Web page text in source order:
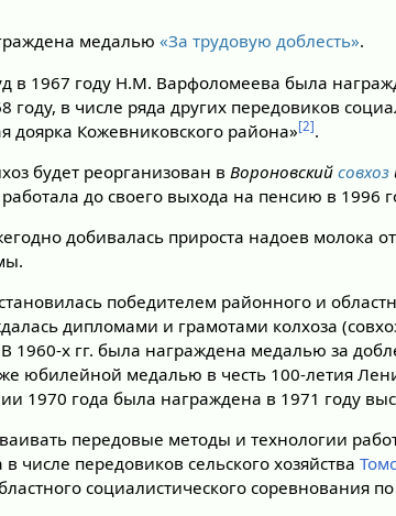
медалью«За трудовую доблесть».
в 1967 году Н.М. Варфоломеева была
году, в числе ряда других передовиков
доярка Кожевниковского района»[2].
будет реорганизован в Вороновскийсовхоз
до своего выхода на пенсию в 1996
добивалась прироста надоев молока
победителем районного и
дипломами и грамотами колхоза
1960-х гг. была награждена медалью за
юбилейной медалью в честь 100-летия
1970 года была награждена в 1971 году
передовые методы и технологии
числе передовиков сельского хозяйства
социалистического соревнования